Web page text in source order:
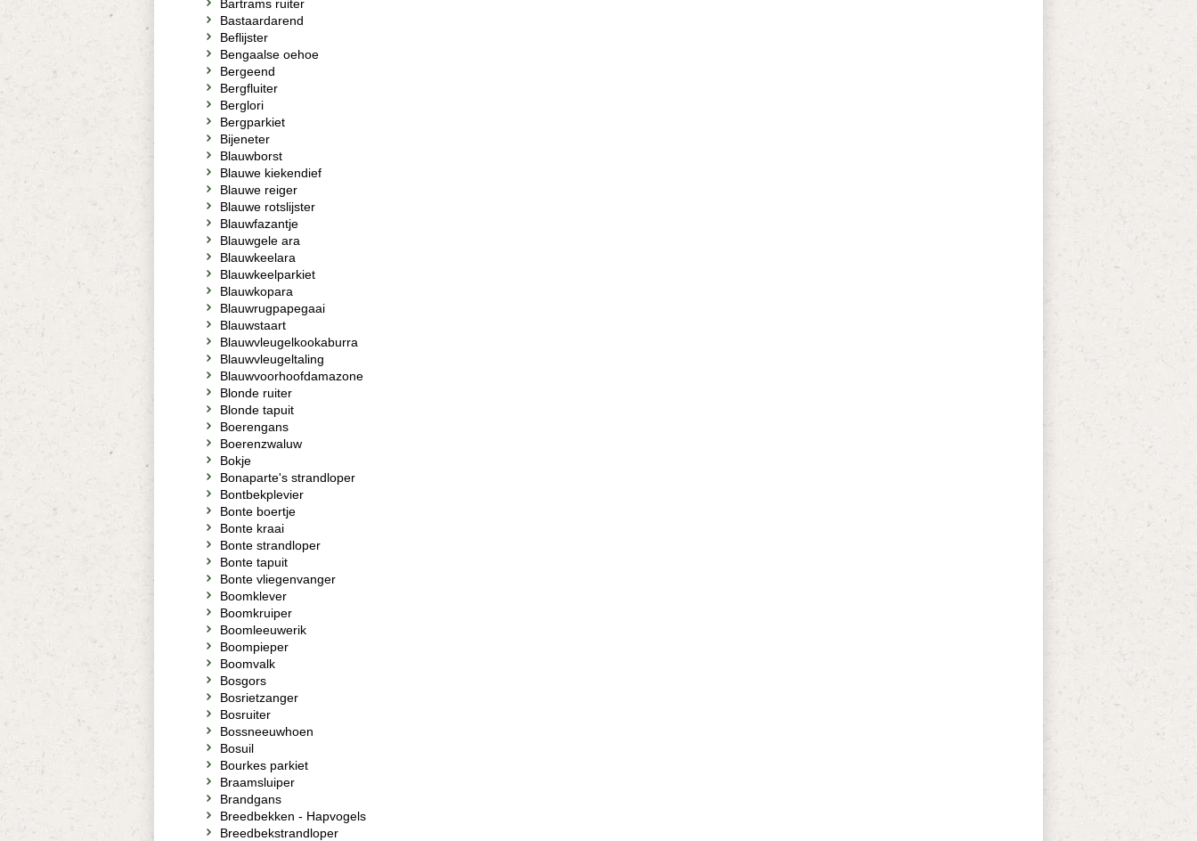
Bartrams ruiter
Bastaardarend
Beflijster
Bengaalse oehoe
Bergeend
Bergfluiter
Berglori
Bergparkiet
Bijeneter
Blauwborst
Blauwe kiekendief
Blauwe reiger
Blauwe rotslijster
Blauwfazantje
Blauwgele ara
Blauwkeelara
Blauwkeelparkiet
Blauwkopara
Blauwrugpapegaai
Blauwstaart
Blauwvleugelkookaburra
Blauwvleugeltaling
Blauwvoorhoofdamazone
Blonde ruiter
Blonde tapuit
Boerengans
Boerenzwaluw
Bokje
Bonaparte's strandloper
Bontbekplevier
Bonte boertje
Bonte kraai
Bonte strandloper
Bonte tapuit
Bonte vliegenvanger
Boomklever
Boomkruiper
Boomleeuwerik
Boompieper
Boomvalk
Bosgors
Bosrietzanger
Bosruiter
Bossneeuwhoen
Bosuil
Bourkes parkiet
Braamsluiper
Brandgans
Breedbekken - Hapvogels
Breedbekstrandloper